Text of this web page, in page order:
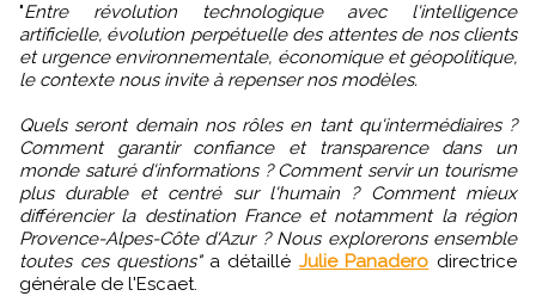
"Entre révolution technologique avec l'intelligence
artificielle, évolution perpétuelle des attentes de nos clients
et urgence environnementale, économique et géopolitique,
le contexte nous invite à repenser nos modèles.
Quels seront demain nos rôles en tant qu'intermédiaires ?
Comment garantir confiance et transparence dans un
monde saturé d'informations ? Comment servir un tourisme
plus durable et centré sur l'humain ? Comment mieux
différencier la destination France et notamment la région
Provence-Alpes-Côte d'Azur ? Nous explorerons ensemble
toutes ces questions"a détaillé Julie Panadero directrice
générale de l'Escaet.